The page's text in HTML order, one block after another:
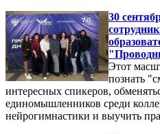
30
Этот
познать
интересных спикеров,
единомышленников среди
нейрогимнастики и выучить